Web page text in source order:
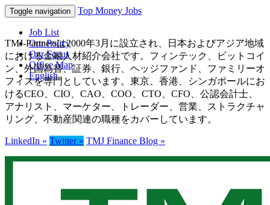
Toggle navigation Top Money Jobs
Job List
Our Policy
Our Focus
Office Map
English
TMJ-Partnersは2000年3月に設立され、日本およびアジア地域
における金融人材紹介会社です。フィンテック、ビットコイ
ン、外国為替、証券、銀行、ヘッジファンド、ファミリーオ
フィスを専門としています。東京、香港、シンガポールにお
けるCEO、CIO、CAO、COO、CTO、CFO、公認会計士、
アナリスト、マーケター、トレーダー、営業、ストラクチャ
リング、不動産関連の職種をカバーしています。
LinkedIn » Twitter » TMJ Finance Blog »